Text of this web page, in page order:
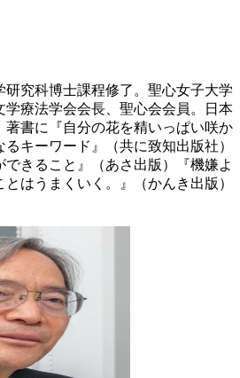
究科博士課程修了。聖心女子大学
学療法学会会長、聖心会会員。日本
著書に『自分の花を精いっぱい咲か
キーワード』（共に致知出版社）
できること』（あさ出版）『機嫌よ
はうまくいく。』（かんき出版）